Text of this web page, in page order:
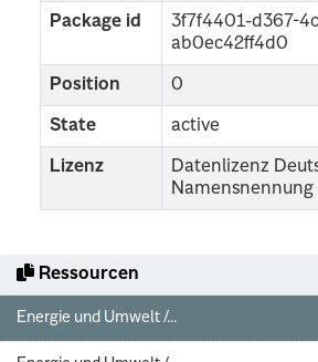
Ressourcen
Energie und Umwelt /...
Package id
3f7f4401-d367-
ab0ec42ff4d0
Position 0
State active
Lizenz
Datenlizenz
Namensnennung